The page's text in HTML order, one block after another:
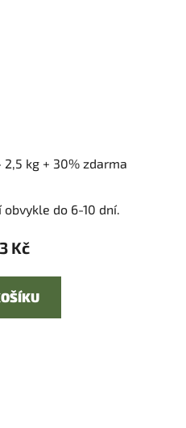
2,5 kg + 30% zdarma
do 6-10 dní.
Kč